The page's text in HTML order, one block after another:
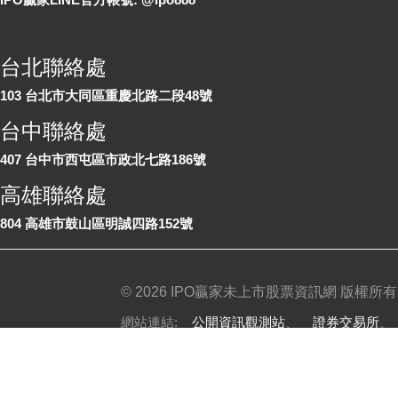
台北聯絡處
103 台北市大同區重慶北路二段48號
台中聯絡處
407 台中市西屯區市政北七路186號
高雄聯絡處
804 高雄市鼓山區明誠四路152號
© 2026 IPO贏家未上市股票資訊網 版權所有
網站連結: 公開資訊觀測站、 證券交易所